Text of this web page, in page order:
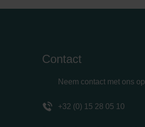
Contact
Neem contact met ons op
+32 (0) 15 28 05 10